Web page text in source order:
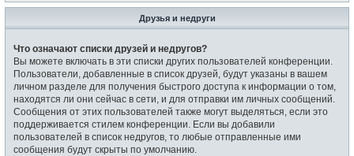
Друзья и недруги
Что означают списки друзей и недругов?
Вы можете включать в эти списки других пользователей конференции.
Пользователи, добавленные в список друзей, будут указаны в вашем
личном разделе для получения быстрого доступа к информации о том,
находятся ли они сейчас в сети, и для отправки им личных сообщений.
Сообщения от этих пользователей также могут выделяться, если это
поддерживается стилем конференции. Если вы добавили
пользователей в список недругов, то любые отправленные ими
сообщения будут скрыты по умолчанию.